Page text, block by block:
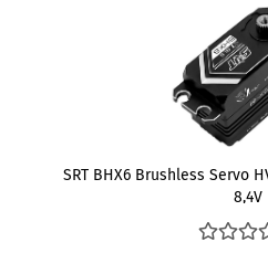
SRT BHX6 Brushless Servo
8,4V